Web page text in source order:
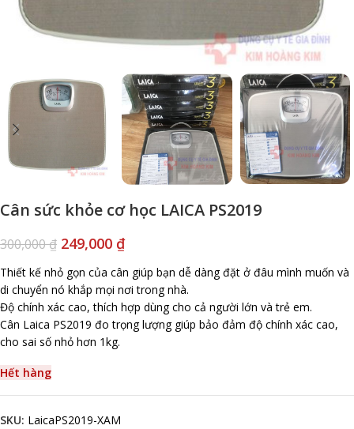
Cân sức khỏe cơ học LAICA PS2019
300,000₫ 249,000 ₫
Thiết kế nhỏ gọn của cân giúp bạn dễ dàng đặt ở đâu mình muốn và
di chuyển nó khắp mọi nơi trong nhà.
Độ chính xác cao, thích hợp dùng cho cả người lớn và trẻ em.
Cân Laica PS2019 đo trọng lượng giúp bảo đảm độ chính xác cao,
cho sai số nhỏ hơn 1kg.
Hết hàng
SKU: LaicaPS2019-XAM